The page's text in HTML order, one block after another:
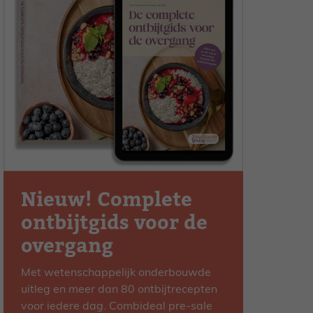
Nieuw! Complete
ontbijtgids voor de
overgang
Met wetenschappelijk onderbouwde
uitleg en meer dan 80 ontbijtrecepten
voor iedere dag. Combideal pre-sale